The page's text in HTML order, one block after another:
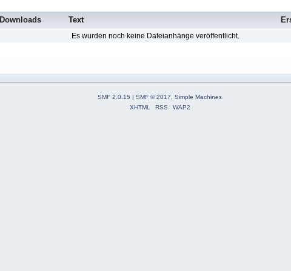
Downloads Text
Es wurden noch keine Dateianhänge veröffentlicht.
SMF 2.0.15 | SMF © 2017
Simple Machines
XHTML
RSS WAP2